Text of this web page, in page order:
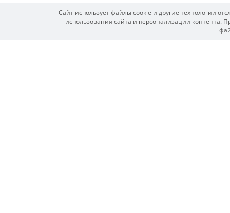
Сайт использует файлы cookie и другие технологии
использования сайта и персонализации контента.